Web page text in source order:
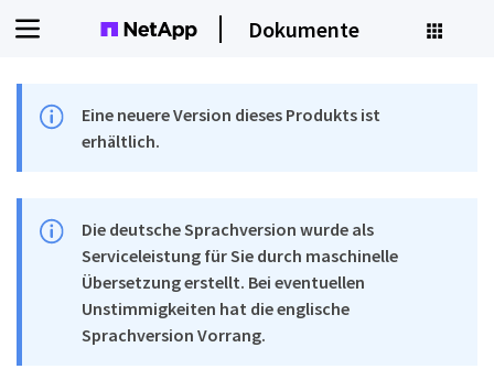
Dokumente
Eine neuere Version dieses Produkts ist
erhältlich.
Die deutsche Sprachversion wurde als
Serviceleistung für Sie durch maschinelle
Übersetzung erstellt. Bei eventuellen
Unstimmigkeiten hat die englische
Sprachversion Vorrang.